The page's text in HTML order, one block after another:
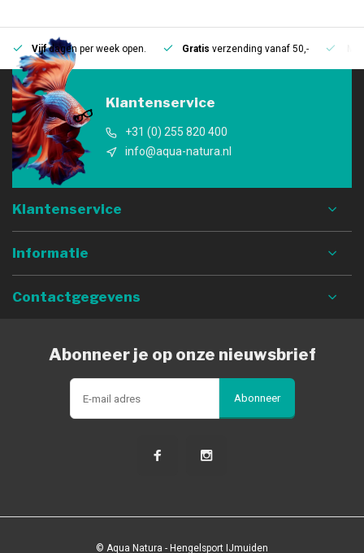
Vijfdagen per week open. Gratis verzending vanaf 50,-
Klantenservice
+31 (0) 255 820 400
info@aqua-natura.nl
Klantenservice
Informatie
Contactgegevens
Abonneer je op onze nieuwsbrief
Abonneer
© Aqua Natura - Hengelsport IJmuiden